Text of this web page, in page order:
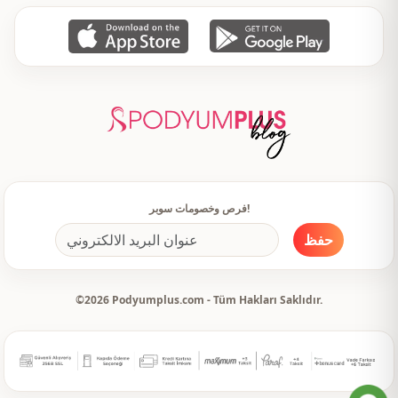
فرص وخصومات سوبر!
حفظ
©2026 Podyumplus.com - Tüm Hakları Saklıdır.